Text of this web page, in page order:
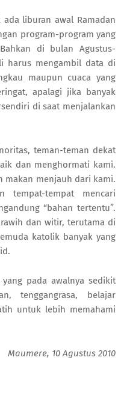
liburan awal Ramadan
program-program yang
di bulan Agustus-
harus mengambil data di
maupun cuaca yang
apalagi jika banyak
di saat menjalankan
teman-teman dekat
dan menghormati kami.
makan menjauh dari kami.
tempat-tempat mencari
“bahan tertentu”.
dan witir, terutama di
katolik banyak yang
pada awalnya sedikit
tenggangrasa, belajar
untuk lebih memahami
Maumere, 10 Agustus 2010